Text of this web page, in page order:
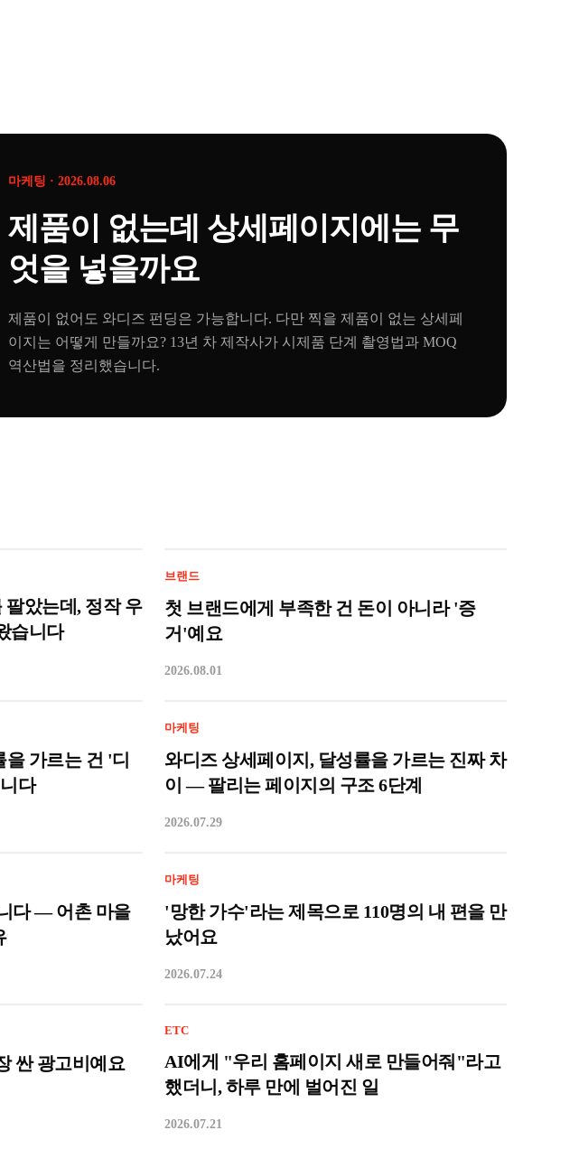
마케팅 · 2026.08.06
제품이 없는데 상세페이지에는 무
엇을 넣을까요
제품이 없어도 와디즈 펀딩은 가능합니다. 다만 찍을 제품이 없는 상세페
이지는 어떻게 만들까요? 13년 차 제작사가 시제품 단계 촬영법과 MOQ
역산법을 정리했습니다.
팔았는데, 정작 우
습니다
브랜드
첫 브랜드에게 부족한 건 돈이 아니라 '증
거'예요
2026.08.01
가르는 건 '디
다
마케팅
와디즈 상세페이지, 달성률을 가르는 진짜 차
이 — 팔리는 페이지의 구조 6단계
2026.07.29
다 — 어촌 마을
마케팅
'망한 가수'라는 제목으로 110명의 내 편을 만
났어요
2026.07.24
싼 광고비예요
ETC
AI에게 "우리 홈페이지 새로 만들어줘"라고
했더니, 하루 만에 벌어진 일
2026.07.21